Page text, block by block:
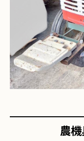
農